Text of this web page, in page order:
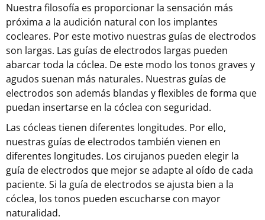
Nuestra filosofía es proporcionar la sensación más
próxima a la audición natural con los implantes
cocleares. Por este motivo nuestras guías de electrodos
son largas. Las guías de electrodos largas pueden
abarcar toda la cóclea. De este modo los tonos graves y
agudos suenan más naturales. Nuestras guías de
electrodos son además blandas y flexibles de forma que
puedan insertarse en la cóclea con seguridad.
Las cócleas tienen diferentes longitudes. Por ello,
nuestras guías de electrodos también vienen en
diferentes longitudes. Los cirujanos pueden elegir la
guía de electrodos que mejor se adapte al oído de cada
paciente. Si la guía de electrodos se ajusta bien a la
cóclea, los tonos pueden escucharse con mayor
naturalidad.